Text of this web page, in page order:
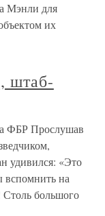
Мэнли для
их
штаб-
ФБР Прослушав
удивился: «Это
вспомнить на
большого